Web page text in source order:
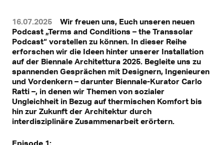
Mit Klick können personenbezogene Daten an Drittplattformen
übermittelt werden.
Mehr dazu in unserer Datenschutzerklärung.
16.07.2025
Wir freuen uns, Euch unseren neuen
Podcast „Terms and Conditions – the Transsolar
Podcast“ vorstellen zu können. In dieser Reihe
erforschen wir die Ideen hinter unserer Installation
auf der Biennale Architettura 2025. Begleite uns zu
spannenden Gesprächen mit Designern, Ingenieuren
und Vordenkern – darunter Biennale-Kurator Carlo
Ratti –, in denen wir Themen von sozialer
Ungleichheit in Bezug auf thermischen Komfort bis
hin zur Zukunft der Architektur durch
interdisziplinäre Zusammenarbeit erörtern.
Episode 1: